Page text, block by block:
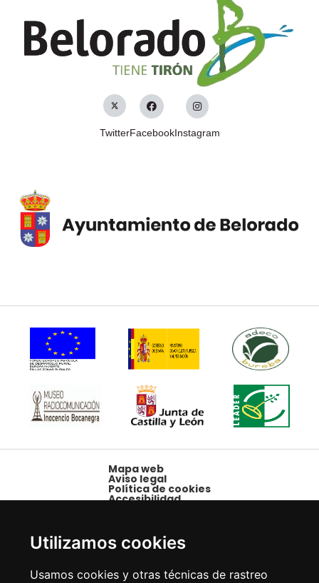
Utilizamos cookies
Usamos cookies y otras técnicas de rastreo
TwitterFacebookInstagram
Mapa web
Aviso legal
Política de cookies
Accesibilidad
09250 Belorado,
Burgos
Fax: 947 58 10 00